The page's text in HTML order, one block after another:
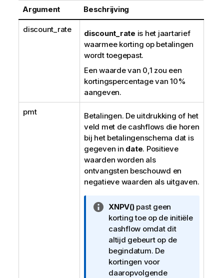
Argument Beschrijving
discount_rate discount_rate is het jaartarief
waarmee korting op betalingen
wordt toegepast.
Een waarde van 0,1 zou een
kortingspercentage van 10%
aangeven.
pmt
Betalingen. De uitdrukking of het
veld met de cashflows die horen
bij het betalingenschema dat is
gegeven in date. Positieve
waarden worden als
ontvangsten beschouwd en
negatieve waarden als uitgaven.
I
n
f
o
r
m
a
XNPV()past geen
korting toe op de initiële
cashflow omdat dit
altijd gebeurt op de
begindatum. De
kortingen voor
daaropvolgende